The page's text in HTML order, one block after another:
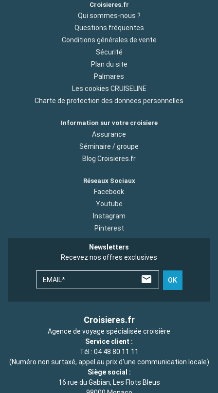
Croisieres.fr
Qui sommes-nous ?
Questions fréquentes
Conditions générales de vente
Sécurité
Plan du site
Palmares
Les cookies CRUISELINE
Charte de protection des donnees personnelles
Information sur votre croisiere
Assurance
Séminaire / groupe
Blog Croisieres.fr
Réseaux Sociaux
Facebook
Youtube
Instagram
Pinterest
Newsletters
Recevez nos offres exclusives
EMAIL* OK
Croisieres.fr
Agence de voyage spécialisée croisière
Service client :
Tél : 04 48 80 11 11
(Numéro non surtaxé, appel au prix d'une communication locale)
Siège social :
16 rue du Gabian, Les Flots Bleus